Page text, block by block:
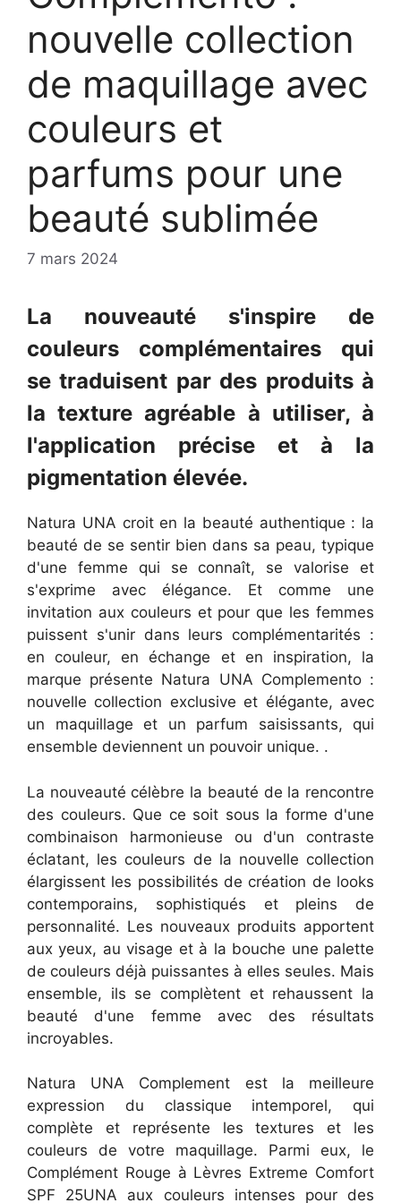
nouvelle collection
de maquillage avec
couleurs et
parfums pour une
beauté sublimée
7 mars 2024
La nouveauté s'inspire de
couleurs complémentaires qui
se traduisent par des produits à
la texture agréable à utiliser, à
l'application précise et à la
pigmentation élevée.
Natura UNA croit en la beauté authentique : la
beauté de se sentir bien dans sa peau, typique
d'une femme qui se connaît, se valorise et
s'exprime avec élégance. Et comme une
invitation aux couleurs et pour que les femmes
puissent s'unir dans leurs complémentarités :
en couleur, en échange et en inspiration, la
marque présente Natura UNA Complemento :
nouvelle collection exclusive et élégante, avec
un maquillage et un parfum saisissants, qui
ensemble deviennent un pouvoir unique. .
La nouveauté célèbre la beauté de la rencontre
des couleurs. Que ce soit sous la forme d'une
combinaison harmonieuse ou d'un contraste
éclatant, les couleurs de la nouvelle collection
élargissent les possibilités de création de looks
contemporains, sophistiqués et pleins de
personnalité. Les nouveaux produits apportent
aux yeux, au visage et à la bouche une palette
de couleurs déjà puissantes à elles seules. Mais
ensemble, ils se complètent et rehaussent la
beauté d'une femme avec des résultats
incroyables.
Natura UNA Complement est la meilleure
expression du classique intemporel, qui
complète et représente les textures et les
couleurs de votre maquillage. Parmi eux, le
Complément Rouge à Lèvres Extreme Comfort
SPF 25UNA aux couleurs intenses pour des